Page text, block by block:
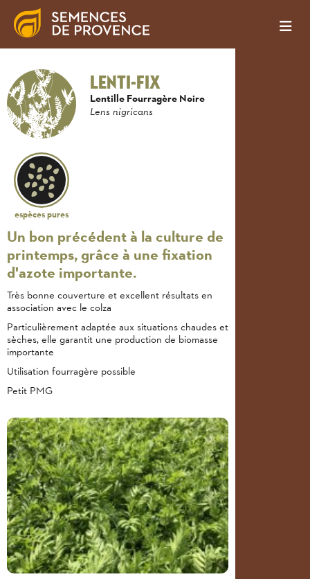
LENTI-FIX
Lentille Fourragère Noire
Lens nigricans
espèces pures
Un bon précédent à la culture de
printemps, grâce à une fixation
d'azote importante.
Très bonne couverture et excellent résultats en
association avec le colza
Particulièrement adaptée aux situations chaudes et
sèches, elle garantit une production de biomasse
importante
Utilisation fourragère possible
Petit PMG